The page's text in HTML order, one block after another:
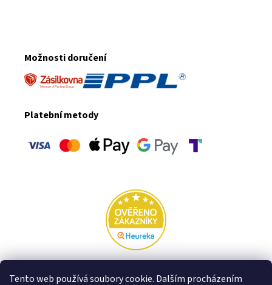
Tento web používá soubory cookie. Dalším procházením
Možnosti doručení
Platební metody
Rodinná firma VFstyle za hranicemi: